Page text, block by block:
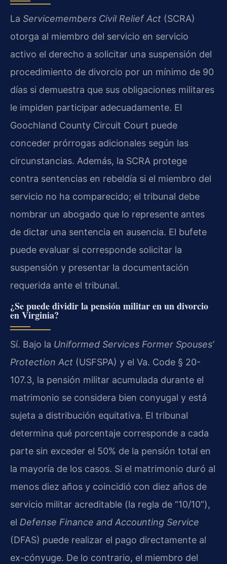
La Servicemembers Civil Relief Act (SCRA)
otorga al miembro del servicio en servicio
activo el derecho a solicitar una suspensión del
procedimiento de divorcio por un mínimo de 90
días si demuestra que sus obligaciones militares
le impiden participar adecuadamente. El
Goochland County Circuit Court puede
conceder prórrogas adicionales según las
circunstancias. Además, la SCRA protege
contra sentencias en rebeldía si el miembro del
servicio no ha comparecido; el tribunal debe
nombrar un abogado que lo represente antes
de dictar una sentencia en ausencia. El bufete
puede evaluar si corresponde solicitar la
suspensión y presentar la documentación
requerida ante el tribunal.
¿Se puede dividir la pensión militar en un divorcio
en Virginia?
Sí. Bajo la Uniformed Services Former Spouses’
Protection Act (USFSPA) y el Va. Code § 20-
107.3, la pensión militar acumulada durante el
matrimonio se considera bien conyugal y está
sujeta a distribución equitativa. El tribunal
determina qué porcentaje corresponde a cada
parte sin exceder el 50% de la pensión total en
la mayoría de los casos. Si el matrimonio duró al
menos diez años y coincidió con diez años de
servicio militar acreditable (la regla de “10/10”),
el Defense Finance and Accounting Service
(DFAS) puede realizar el pago directamente al
ex-cónyuge. De lo contrario, el miembro del